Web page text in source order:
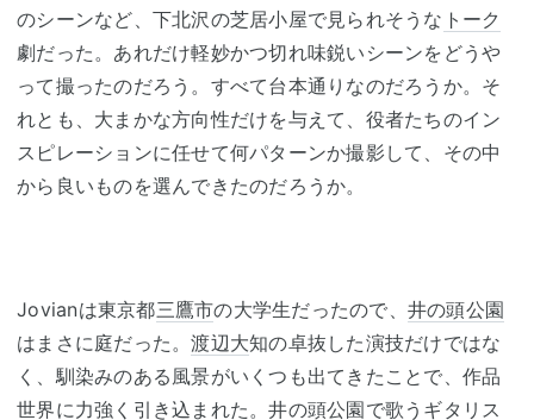
のシーンなど、下北沢の芝居小屋で見られそうな トーク
劇だった。あれだけ軽妙かつ切れ味鋭いシーンをどうや
って撮ったのだろう。すべて台本通りなのだろうか。そ
れとも、大まかな方向性だけを与えて、役者たちのイン
スピレーションに任せて何パターンか撮影して、その中
から良いものを選んできたのだろうか。
Jovianは東京都三鷹市の大学生だったので、 井の頭公園
はまさに庭だった。渡辺大知の卓抜した演技だけではな
く、馴染みのある風景がいくつも出てきたことで、作品
世界に力強く引き込まれた。井の頭公園で歌うギタリス